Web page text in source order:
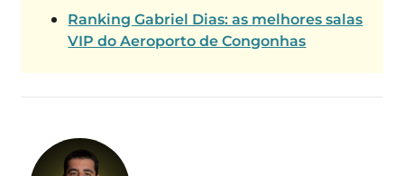
Ranking Gabriel Dias: as melhores salas
VIP do Aeroporto de Congonhas